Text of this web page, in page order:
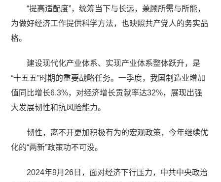
“提高适配度”，统筹当下与长远，兼顾所需与所能，
为做好经济工作提供科学方法，也映照共产党人的务实品
格。
建设现代化产业体系、实现产业体系整体跃升，是
“十五五”时期的重要战略任务。一季度，我国制造业增加
值同比增长6.3%，对经济增长贡献率达32%，展现出强
大发展韧性和抗风险能力。
韧性，离不开更加积极有为的宏观政策，今年继续优
化的“两新”政策功不可没。
2024年9月26日，面对经济下行压力，中共中央政治